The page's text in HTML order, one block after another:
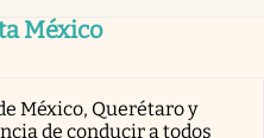
México
México, Querétaro y
de conducir a todos